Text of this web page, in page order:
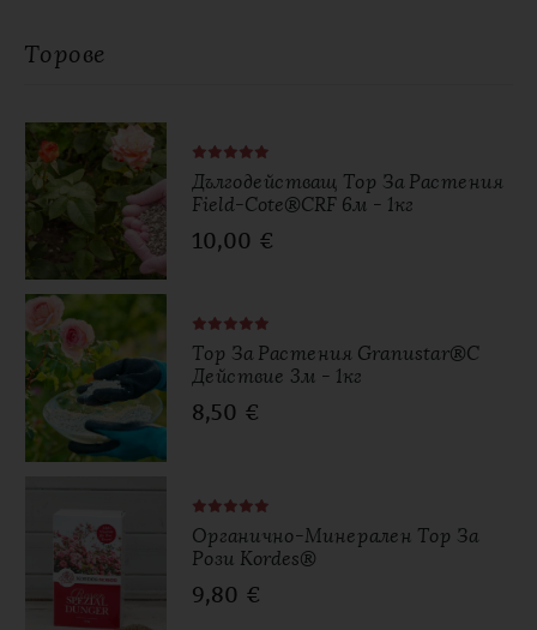
Торове
Дългодействащ Тор За Растения
Field-Cote®CRF 6м - 1кг
10,00 €
Тор За Растения Granustar®с
Действие 3м - 1кг
8,50 €
Органично-Минерален Тор За
Рози Kordes®
9,80 €